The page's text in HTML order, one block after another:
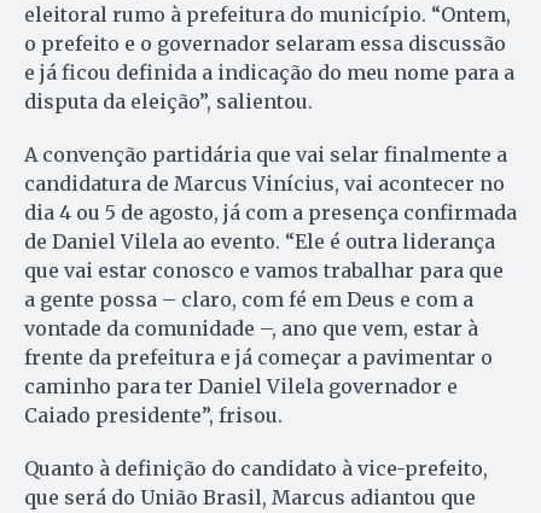
eleitoral rumo à prefeitura do município. “Ontem,
o prefeito e o governador selaram essa discussão
e já ficou definida a indicação do meu nome para a
disputa da eleição”, salientou.
A convenção partidária que vai selar finalmente a
candidatura de Marcus Vinícius, vai acontecer no
dia 4 ou 5 de agosto, já com a presença confirmada
de Daniel Vilela ao evento. “Ele é outra liderança
que vai estar conosco e vamos trabalhar para que
a gente possa – claro, com fé em Deus e com a
vontade da comunidade –, ano que vem, estar à
frente da prefeitura e já começar a pavimentar o
caminho para ter Daniel Vilela governador e
Caiado presidente”, frisou.
Quanto à definição do candidato à vice-prefeito,
que será do União Brasil, Marcus adiantou que